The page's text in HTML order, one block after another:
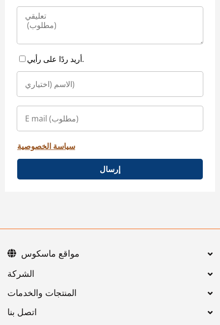
أريد ردًا على رأيي.
سياسة الخصوصية
إرسال
اتصل بنا
مواقع ماسكوس